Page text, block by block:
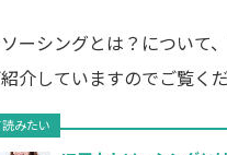
ーシングとは？について
介していますのでご覧くだ